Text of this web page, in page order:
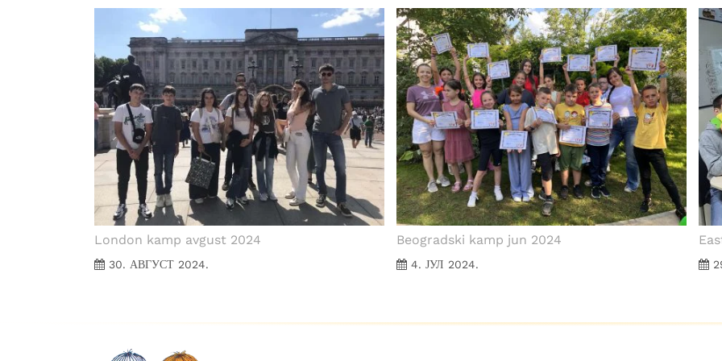
London kamp avgust 2024
30. АВГУСТ 2024.
­Beogradski kamp jun 2024
4. ЈУЛ 2024.